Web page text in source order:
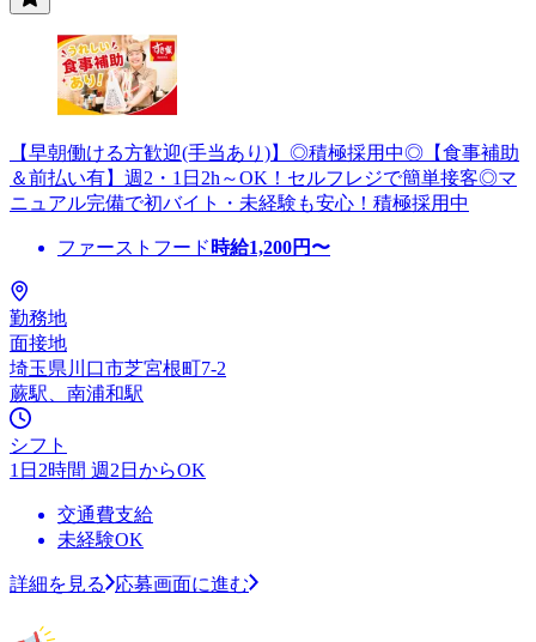
【早朝働ける方歓迎(手当あり)】◎積極採用中◎【食事補助
＆前払い有】週2・1日2h～OK！セルフレジで簡単接客◎マ
ニュアル完備で初バイト・未経験も安心！積極採用中
ファーストフード 時給1,200円〜
勤務地
面接地
埼玉県川口市芝宮根町7-2
蕨駅、南浦和駅
シフト
1日2時間 週2日からOK
交通費支給
未経験OK
詳細を見る 応募画面に進む